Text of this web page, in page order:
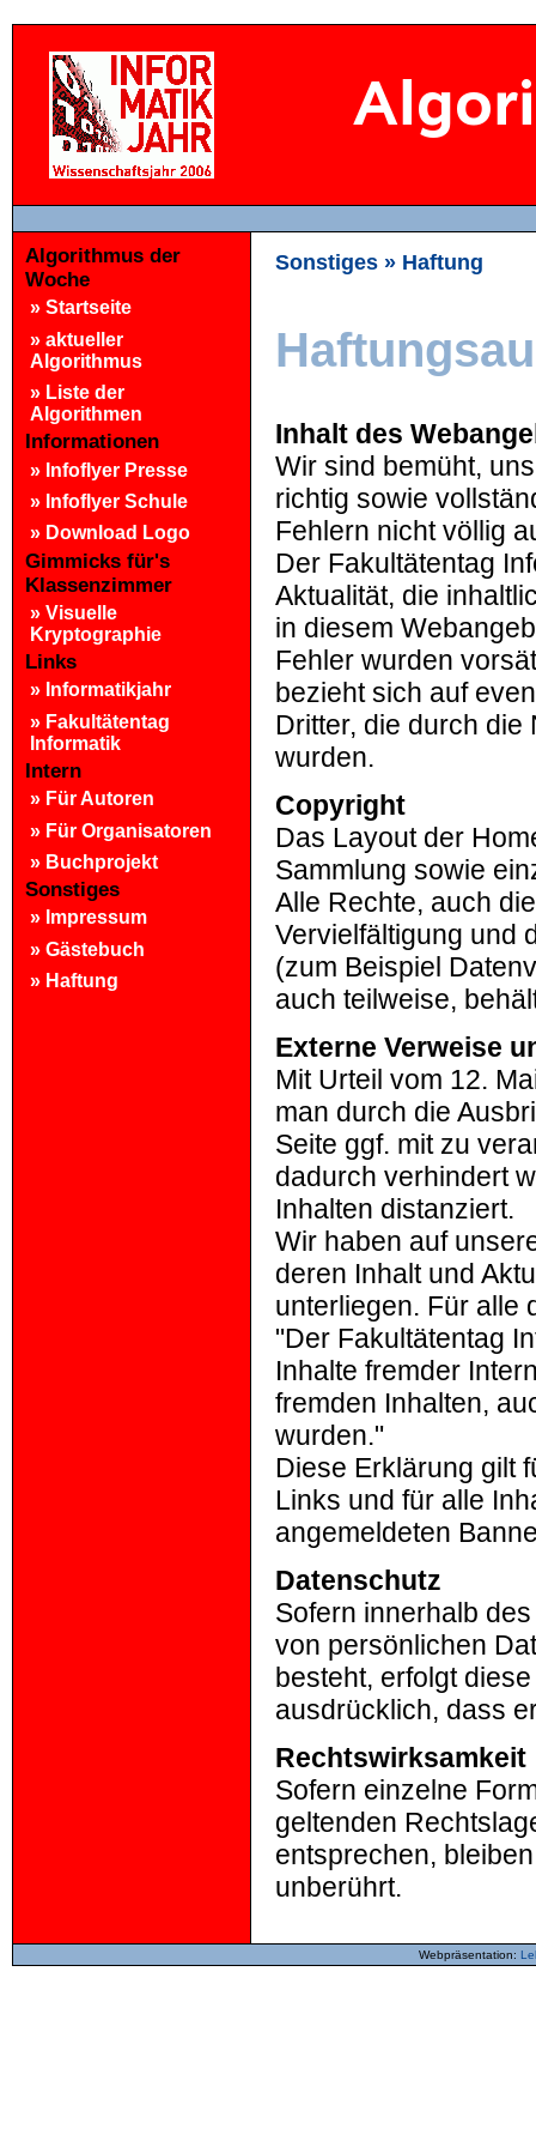
Algorithmus der
Woche
»Startseite
»aktueller
Algorithmus
» Liste der
Algorithmen
Informationen
» Infoflyer Presse
» Infoflyer Schule
» Download Logo
Gimmicks für's
Klassenzimmer
»Visuelle
Kryptographie
Links
» Informatikjahr
» Fakultätentag
Informatik
Intern
» Für Autoren
» Für Organisatoren
» Buchprojekt
Sonstiges
» Impressum
»Gästebuch
» Haftung
Sonstiges » Haftung
Inhalt des
Wir sind bemüht,
richtig sowie
Fehlern nicht völlig
Der Fakultätentag
Aktualität, die
in diesem
Fehler wurden
bezieht sich auf
Dritter, die durch
wurden.
Copyright
Das Layout der
Sammlung sowie
Alle Rechte, auch
Vervielfältigung und
(zum Beispiel
auch teilweise,
Externe Verweise
Mit Urteil vom 12.
man durch die
Seite ggf. mit zu
dadurch verhindert
Inhalten distanziert.
Wir haben auf
deren Inhalt und
unterliegen. Für alle
"Der Fakultätentag
Inhalte fremder
fremden Inhalten,
wurden."
Diese Erklärung gilt
Links und für alle
angemeldeten
Datenschutz
Sofern innerhalb
von persönlichen
besteht, erfolgt
ausdrücklich, dass
Rechtswirksamkeit
Sofern einzelne
geltenden
entsprechen,
unberührt.
Webpräsentation: